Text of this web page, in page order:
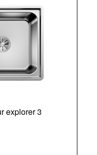
explorer 3